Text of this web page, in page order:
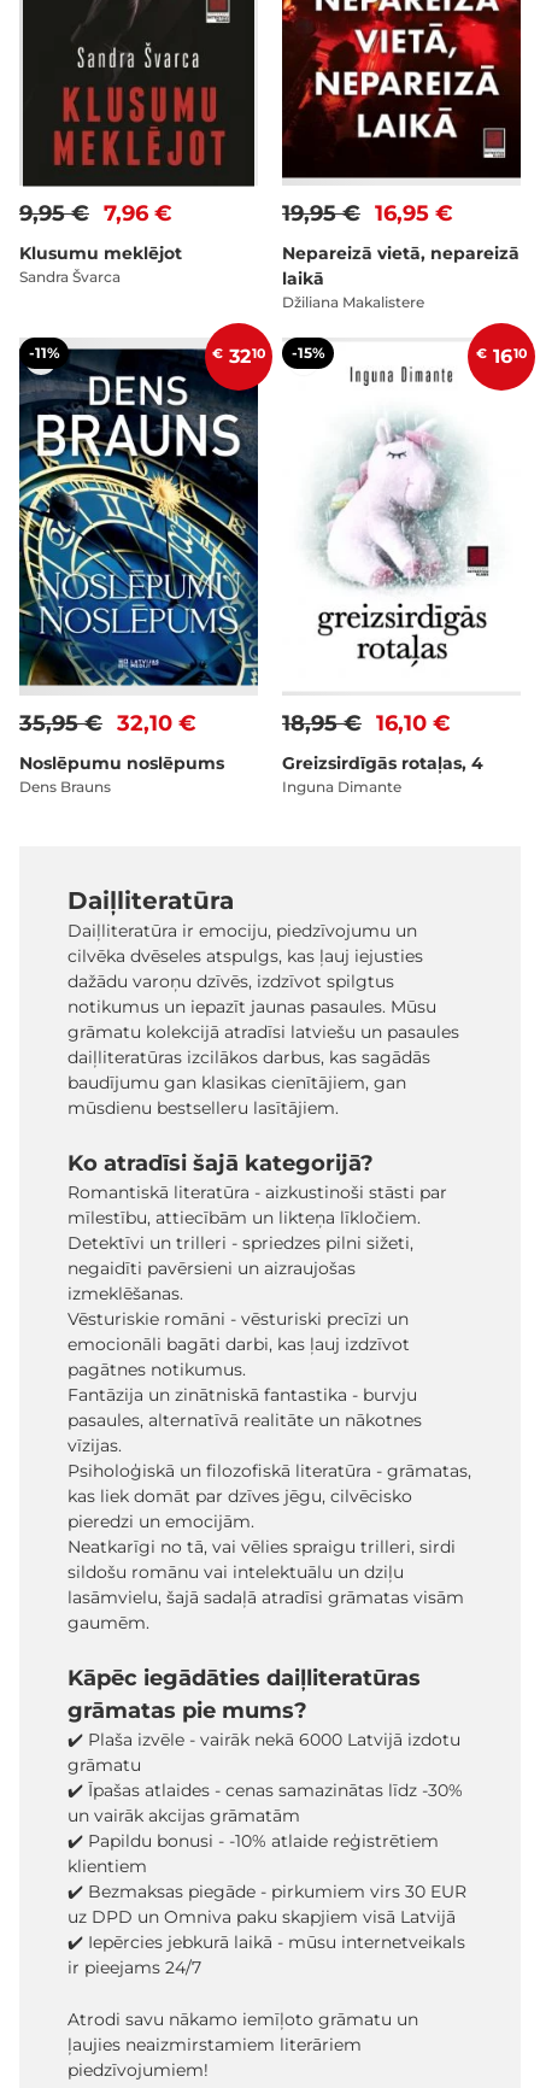
7,96 €
9,95 €
Klusumu meklējot
Sandra Švarca
16,95 €
19,95 €
Nepareizā vietā, nepareizā
laikā
Džiliana Makalistere
-11% € 3210
32,10 €
35,95 €
Noslēpumu noslēpums
Dens Brauns
-15% € 1610
16,10 €
18,95 €
Greizsirdīgās rotaļas, 4
Inguna Dimante
Daiļliteratūra
Daiļliteratūra ir emociju, piedzīvojumu un
cilvēka dvēseles atspulgs, kas ļauj iejusties
dažādu varoņu dzīvēs, izdzīvot spilgtus
notikumus un iepazīt jaunas pasaules. Mūsu
grāmatu kolekcijā atradīsi latviešu un pasaules
daiļliteratūras izcilākos darbus, kas sagādās
baudījumu gan klasikas cienītājiem, gan
mūsdienu bestselleru lasītājiem.
Ko atradīsi šajā kategorijā?
Romantiskā literatūra - aizkustinoši stāsti par
mīlestību, attiecībām un likteņa līkločiem.
Detektīvi un trilleri - spriedzes pilni sižeti,
negaidīti pavērsieni un aizraujošas
izmeklēšanas.
Vēsturiskie romāni - vēsturiski precīzi un
emocionāli bagāti darbi, kas ļauj izdzīvot
pagātnes notikumus.
Fantāzija un zinātniskā fantastika - burvju
pasaules, alternatīvā realitāte un nākotnes
vīzijas.
Psiholoģiskā un filozofiskā literatūra - grāmatas,
kas liek domāt par dzīves jēgu, cilvēcisko
pieredzi un emocijām.
Neatkarīgi no tā, vai vēlies spraigu trilleri, sirdi
sildošu romānu vai intelektuālu un dziļu
lasāmvielu, šajā sadaļā atradīsi grāmatas visām
gaumēm.
Kāpēc iegādāties daiļliteratūras
grāmatas pie mums?
✔️ Plaša izvēle - vairāk nekā 6000 Latvijā izdotu
grāmatu
✔️ Īpašas atlaides - cenas samazinātas līdz -30%
un vairāk akcijas grāmatām
✔️ Papildu bonusi - -10% atlaide reģistrētiem
klientiem
✔️ Bezmaksas piegāde - pirkumiem virs 30 EUR
uz DPD un Omniva paku skapjiem visā Latvijā
✔️ Iepērcies jebkurā laikā - mūsu internetveikals
ir pieejams 24/7
Atrodi savu nākamo iemīļoto grāmatu un
ļaujies neaizmirstamiem literāriem
piedzīvojumiem!